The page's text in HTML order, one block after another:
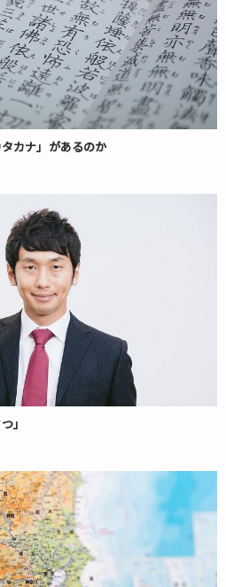
カナ」があるのか
」